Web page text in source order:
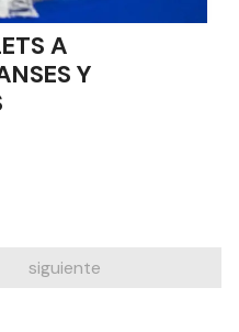
A
Y
siguiente